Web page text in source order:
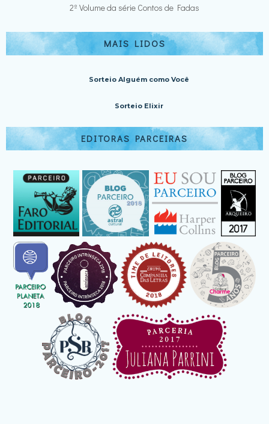
2º Volume da série Contos de Fadas
MAIS LIDOS
Sorteio Alguém como Você
Sorteio Elixir
EDITORAS PARCEIRAS